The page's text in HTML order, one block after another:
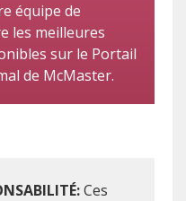
équipe de
les meilleures
sur le Portail
de McMaster.
Ces